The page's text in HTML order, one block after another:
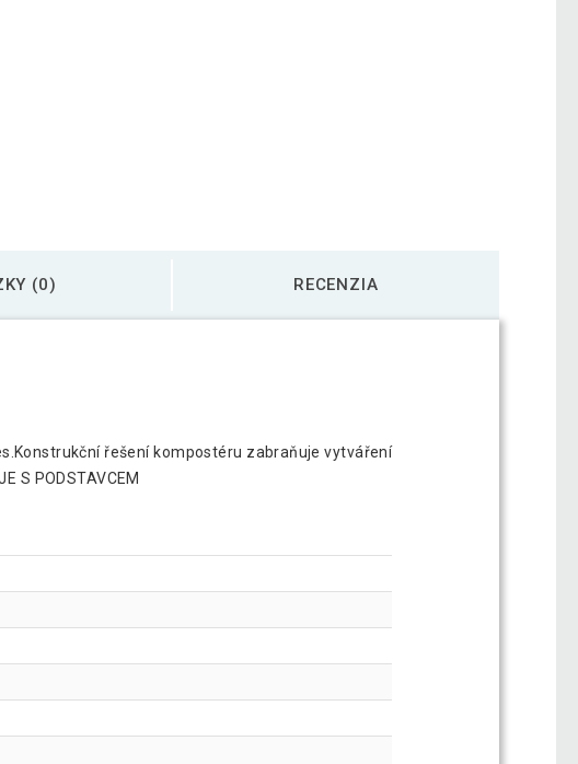
(0) RECENZIA
řešení kompostéru zabraňuje vytváření
S PODSTAVCEM